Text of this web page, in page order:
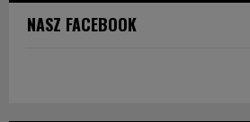
NASZ FACEBOOK